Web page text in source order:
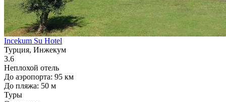
Incekum Su Hotel
Турция, Инжекум
3.6
Неплохой отель
До аэропорта: 95 км
До пляжа: 50 м
Туры